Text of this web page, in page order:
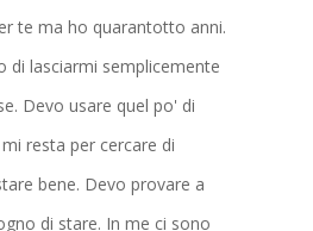
te ma ho quarantotto anni.
di lasciarmi semplicemente
Devo usare quel po' di
resta per cercare di
bene. Devo provare a
di stare. In me ci sono